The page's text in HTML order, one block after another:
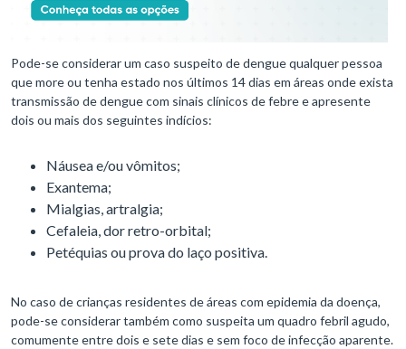
Pode-se considerar um caso suspeito de dengue qualquer pessoa
que more ou tenha estado nos últimos 14 dias em áreas onde exista
transmissão de dengue com sinais clínicos de febre e apresente
dois ou mais dos seguintes indícios:
Náusea e/ou vômitos;
Exantema;
Mialgias, artralgia;
Cefaleia, dor retro-orbital;
Petéquias ou prova do laço positiva.
No caso de crianças residentes de áreas com epidemia da doença,
pode-se considerar também como suspeita um quadro febril agudo,
comumente entre dois e sete dias e sem foco de infecção aparente.